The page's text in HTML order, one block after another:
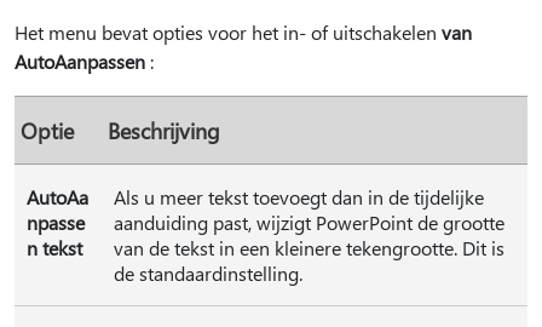
Het menu bevat opties voor het in- of uitschakelen van
AutoAanpassen :
Optie Beschrijving
AutoAa
npasse
n tekst
Als u meer tekst toevoegt dan in de tijdelijke
aanduiding past, wijzigt PowerPoint de grootte
van de tekst in een kleinere tekengrootte. Dit is
de standaardinstelling.